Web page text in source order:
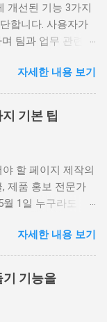
개선된 기능 3가지
합니다. 사용자가
팀과 업무 관련
소에 모든 업무를
는 것입니다. 이번
Confluence 5.8 에
개선된 3가지 기
시 레이블 콘텐츠
) 는 동일한 페이
목록을 동적으로
어, Confluence 내
이지를 레이블 콘
시할 수 있습니
옵션이 추가되었
자세한 내용 보기
기본 팁
할 페이지 제작의
제품 홍보 전문가
1일 누구라도
고 페이지로 컨텐츠
요하다는 것을 아실
사용하려면 온라
을 이해하는 것이
한 이해를 돕기
자세한 내용 보기
기능을